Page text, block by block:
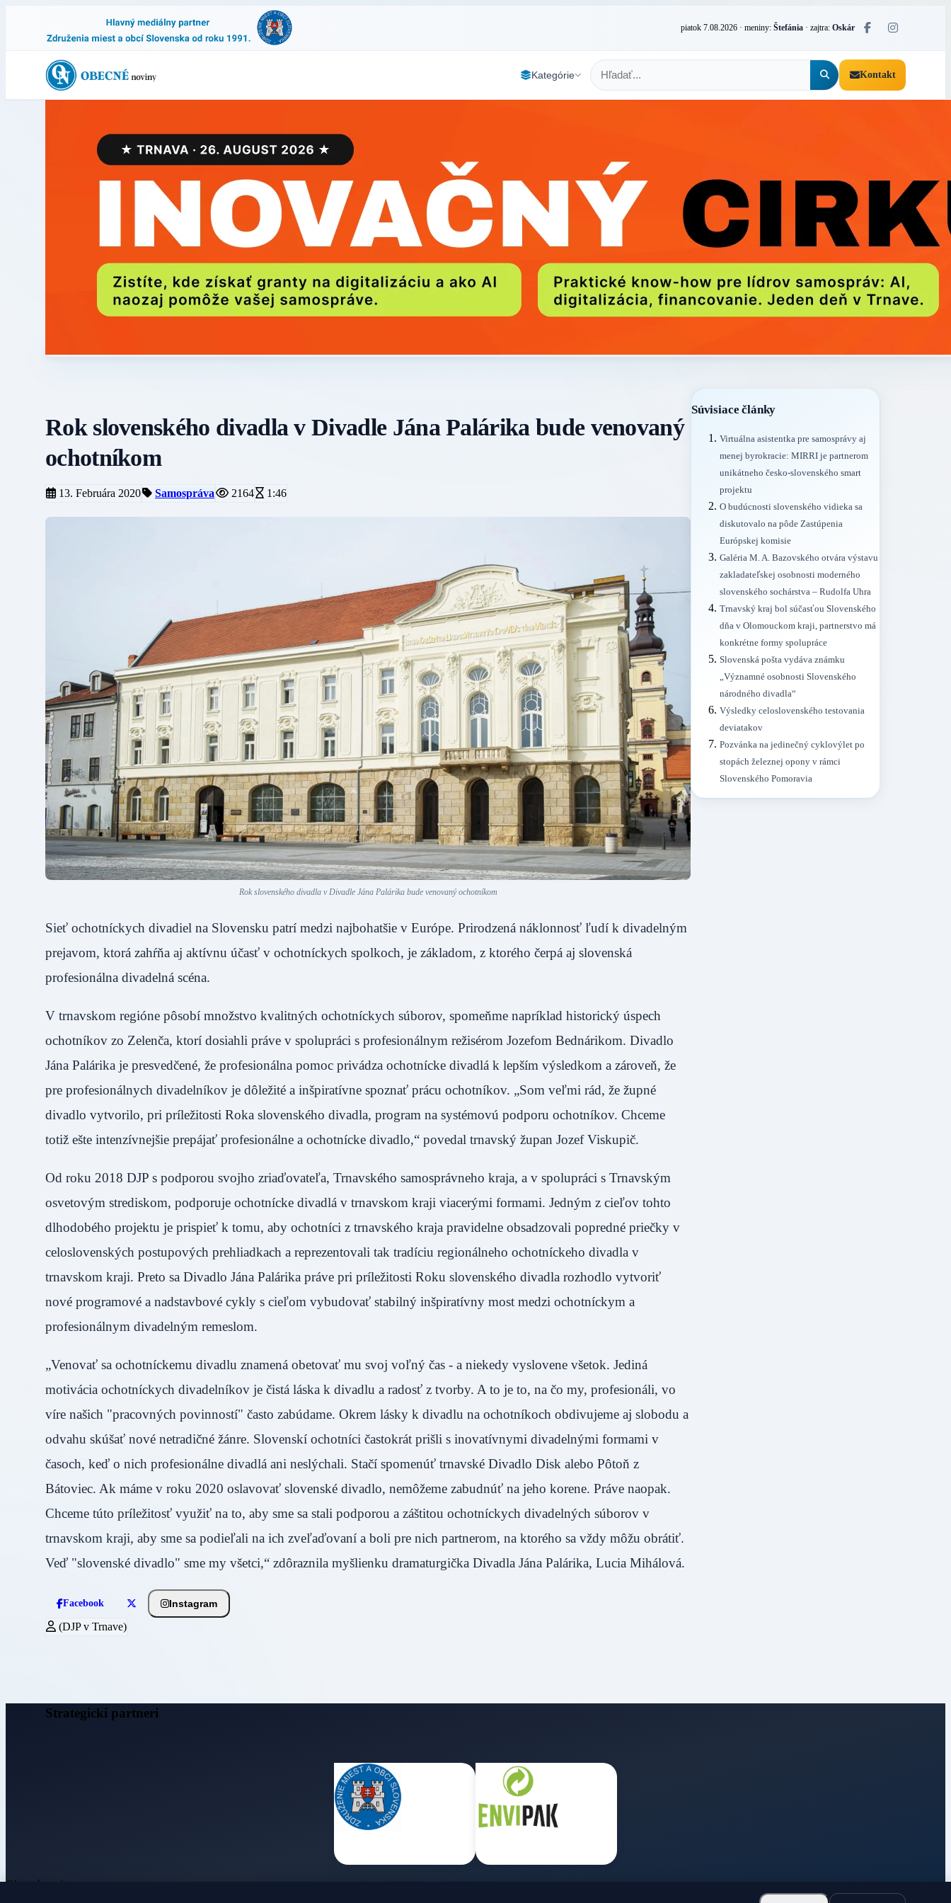
piatok 7.08.2026 · meniny: Štefánia · zajtra: Oskár
Kategórie Kontakt
Rok slovenského divadla v Divadle Jána Palárika bude venovaný
ochotníkom
13. Februára 2020 Samospráva 2164 1:46
Rok slovenského divadla v Divadle Jána Palárika bude venovaný ochotníkom
Sieť ochotníckych divadiel na Slovensku patrí medzi najbohatšie v Európe. Prirodzená náklonnosť ľudí k divadelným
prejavom, ktorá zahŕňa aj aktívnu účasť v ochotníckych spolkoch, je základom, z ktorého čerpá aj slovenská
profesionálna divadelná scéna.
V trnavskom regióne pôsobí množstvo kvalitných ochotníckych súborov, spomeňme napríklad historický úspech
ochotníkov zo Zelenča, ktorí dosiahli práve v spolupráci s profesionálnym režisérom Jozefom Bednárikom. Divadlo
Jána Palárika je presvedčené, že profesionálna pomoc privádza ochotnícke divadlá k lepším výsledkom a zároveň, že
pre profesionálnych divadelníkov je dôležité a inšpiratívne spoznať prácu ochotníkov. „Som veľmi rád, že župné
divadlo vytvorilo, pri príležitosti Roka slovenského divadla, program na systémovú podporu ochotníkov. Chceme
totiž ešte intenzívnejšie prepájať profesionálne a ochotnícke divadlo,“ povedal trnavský župan Jozef Viskupič.
Od roku 2018 DJP s podporou svojho zriaďovateľa, Trnavského samosprávneho kraja, a v spolupráci s Trnavským
osvetovým strediskom, podporuje ochotnícke divadlá v trnavskom kraji viacerými formami. Jedným z cieľov tohto
dlhodobého projektu je prispieť k tomu, aby ochotníci z trnavského kraja pravidelne obsadzovali popredné priečky v
celoslovenských postupových prehliadkach a reprezentovali tak tradíciu regionálneho ochotníckeho divadla v
trnavskom kraji. Preto sa Divadlo Jána Palárika práve pri príležitosti Roku slovenského divadla rozhodlo vytvoriť
nové programové a nadstavbové cykly s cieľom vybudovať stabilný inšpiratívny most medzi ochotníckym a
profesionálnym divadelným remeslom.
„Venovať sa ochotníckemu divadlu znamená obetovať mu svoj voľný čas - a niekedy vyslovene všetok. Jediná
motivácia ochotníckych divadelníkov je čistá láska k divadlu a radosť z tvorby. A to je to, na čo my, profesionáli, vo
víre našich "pracovných povinností" často zabúdame. Okrem lásky k divadlu na ochotníkoch obdivujeme aj slobodu a
odvahu skúšať nové netradičné žánre. Slovenskí ochotníci častokrát prišli s inovatívnymi divadelnými formami v
časoch, keď o nich profesionálne divadlá ani neslýchali. Stačí spomenúť trnavské Divadlo Disk alebo Pôtoň z
Bátoviec. Ak máme v roku 2020 oslavovať slovenské divadlo, nemôžeme zabudnúť na jeho korene. Práve naopak.
Chceme túto príležitosť využiť na to, aby sme sa stali podporou a záštitou ochotníckych divadelných súborov v
trnavskom kraji, aby sme sa podieľali na ich zveľaďovaní a boli pre nich partnerom, na ktorého sa vždy môžu obrátiť.
Veď "slovenské divadlo" sme my všetci,“ zdôraznila myšlienku dramaturgička Divadla Jána Palárika, Lucia Mihálová.
Facebook Instagram
(DJP v Trnave)
Súvisiace články
Virtuálna asistentka pre samosprávy aj
menej byrokracie: MIRRI je partnerom
unikátneho česko-slovenského smart
projektu
O budúcnosti slovenského vidieka sa
diskutovalo na pôde Zastúpenia
Európskej komisie
Galéria M. A. Bazovského otvára výstavu
zakladateľskej osobnosti moderného
slovenského sochárstva – Rudolfa Uhra
Trnavský kraj bol súčasťou Slovenského
dňa v Olomouckom kraji, partnerstvo má
konkrétne formy spolupráce
Slovenská pošta vydáva známku
„Významné osobnosti Slovenského
národného divadla“
Výsledky celoslovenského testovania
deviatakov
Pozvánka na jedinečný cyklovýlet po
stopách železnej opony v rámci
Slovenského Pomoravia
Strategickí partneri
Obecné noviny